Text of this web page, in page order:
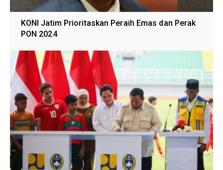
KONI Jatim Prioritaskan Peraih Emas dan Perak
PON 2024